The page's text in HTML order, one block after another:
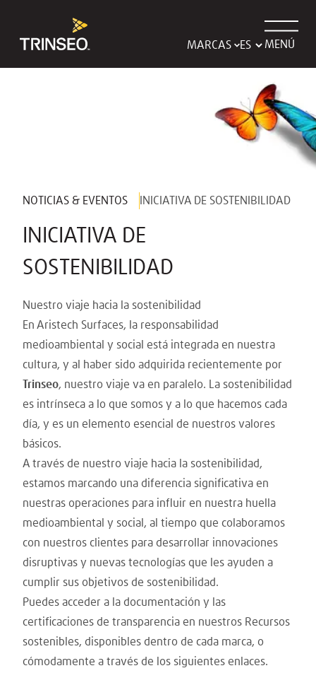
MARCAS MENÚ
NOTICIAS & EVENTOS INICIATIVA DE SOSTENIBILIDAD
INICIATIVA DE
SOSTENIBILIDAD
Nuestro viaje hacia la sostenibilidad
En Aristech Surfaces, la responsabilidad
medioambiental y social está integrada en nuestra
cultura, y al haber sido adquirida recientemente por
Trinseo, nuestro viaje va en paralelo. La sostenibilidad
es intrínseca a lo que somos y a lo que hacemos cada
día, y es un elemento esencial de nuestros valores
básicos.
A través de nuestro viaje hacia la sostenibilidad,
estamos marcando una diferencia significativa en
nuestras operaciones para influir en nuestra huella
medioambiental y social, al tiempo que colaboramos
con nuestros clientes para desarrollar innovaciones
disruptivas y nuevas tecnologías que les ayuden a
cumplir sus objetivos de sostenibilidad.
Puedes acceder a la documentación y las
certificaciones de transparencia en nuestros Recursos
sostenibles, disponibles dentro de cada marca, o
cómodamente a través de los siguientes enlaces.